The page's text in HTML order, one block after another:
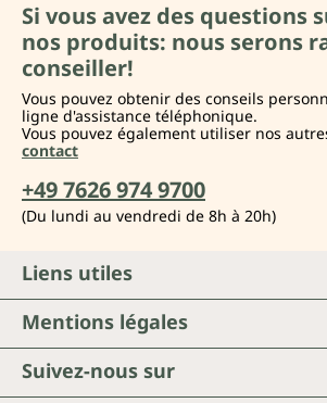
Si vous avez des questions
nos produits: nous serons
conseiller!
Vous pouvez obtenir des conseils
ligne d'assistance téléphonique.
Vous pouvez également utiliser nos
contact
+49 7626 974 9700
(Du lundi au vendredi de 8h à 20h)
Suivez-nous sur
Liens utiles
Mentions légales